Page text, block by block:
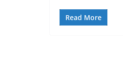
Read More